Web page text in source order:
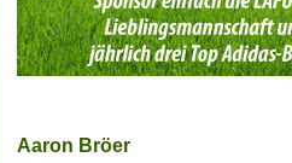
Aaron Bröer